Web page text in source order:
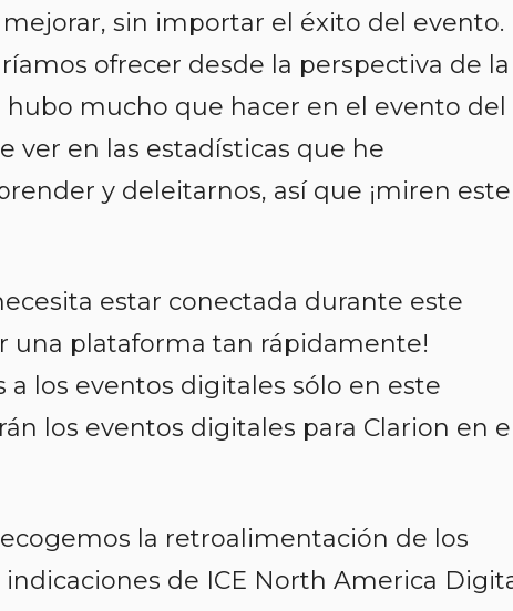
sin importar el éxito del evento.
ofrecer desde la perspectiva de la
mucho que hacer en el evento del
ver en las estadísticas que he
y deleitarnos, así que ¡miren este
estar conectada durante este
una plataforma tan rápidamente!
los eventos digitales sólo en este
los eventos digitales para Clarion en
la retroalimentación de los
de ICE North America